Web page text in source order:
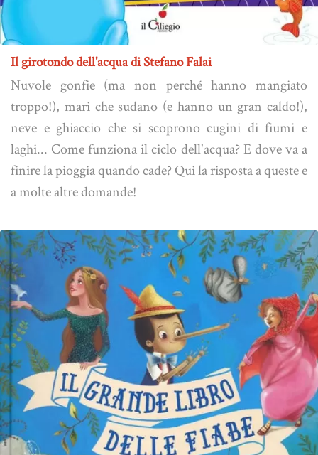
Il girotondo dell'acqua di Stefano Falai
Nuvole gonfie (ma non perché hanno mangiato
troppo!), mari che sudano (e hanno un gran caldo!),
neve e ghiaccio che si scoprono cugini di fiumi e
laghi... Come funziona il ciclo dell'acqua? E dove va a
finire la pioggia quando cade? Qui la risposta a queste e
a molte altre domande!